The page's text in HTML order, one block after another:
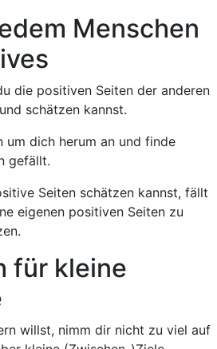
Menschen
die positiven Seiten der anderen
schätzen kannst.
um dich herum an und finde
gefällt.
Seiten schätzen kannst, fällt
eigenen positiven Seiten zu
für kleine
willst, nimm dir nicht zu viel auf